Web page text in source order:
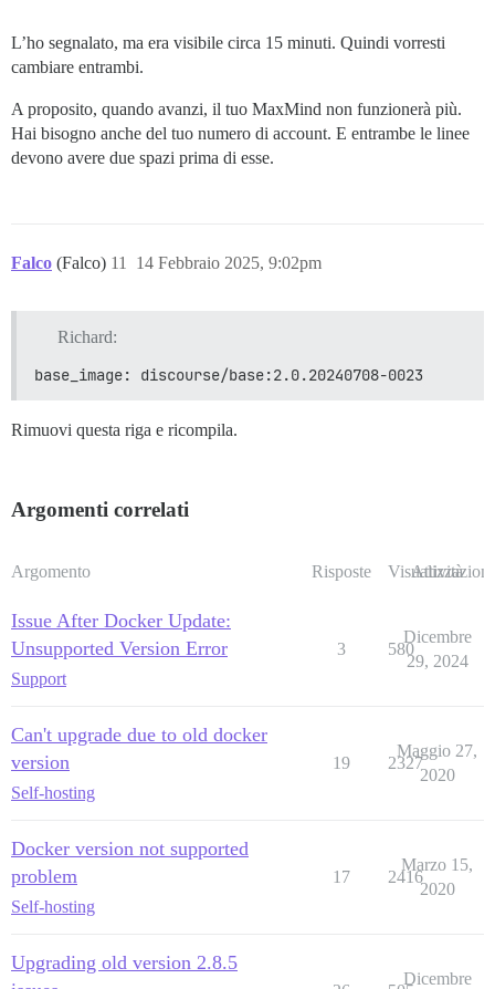
L’ho segnalato, ma era visibile circa 15 minuti. Quindi vorresti
cambiare entrambi.
A proposito, quando avanzi, il tuo MaxMind non funzionerà più.
Hai bisogno anche del tuo numero di account. E entrambe le linee
devono avere due spazi prima di esse.
Falco (Falco) 14 Febbraio 2025, 9:02pm
11
Richard:
base_image: discourse/base:2.0.20240708-0023
Rimuovi questa riga e ricompila.
Argomenti correlati
Argomento Risposte Visualizzazioni
Attività
Issue After Docker Update:
Unsupported Version Error
Support
3 580
Dicembre
29, 2024
Can't upgrade due to old docker
version
Self-hosting
19 2327
Maggio 27,
2020
Docker version not supported
problem
Self-hosting
17 2416
Marzo 15,
2020
Upgrading old version 2.8.5
Dicembre